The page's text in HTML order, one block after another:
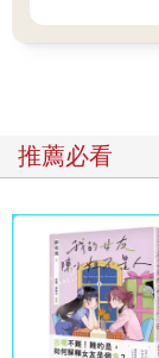
推薦必看